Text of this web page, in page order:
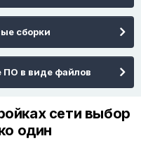
сборки
в виде файлов
сети выбор
один